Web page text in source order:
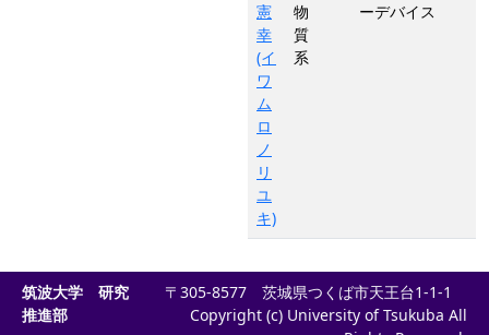
憲
幸
(イ
ワ
ム
ロ
ノ
リ
ユ
キ)
物
質
系
ーデバイス
筑波大学 研究
推進部
〒305-8577 茨城県つくば市天王台1-1-1
Copyright (c) University of Tsukuba All